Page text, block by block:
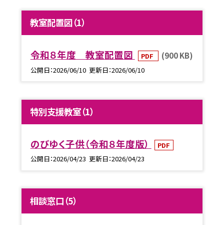
教室配置図（1）
令和８年度 教室配置図 PDF (900 KB)
公開日 2026/06/10 更新日 2026/06/10
特別支援教室（1）
のびゆく子供（令和８年度版）
PDF
公開日 2026/04/23 更新日 2026/04/23
相談窓口（5）